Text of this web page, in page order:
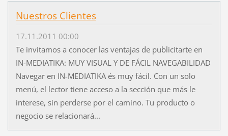
Nuestros Clientes
17.11.2011 00:00
Te invitamos a conocer las ventajas de publicitarte en
IN-MEDIATIKA: MUY VISUAL Y DE FÁCIL NAVEGABILIDAD
Navegar en IN-MEDIATIKA és muy fácil. Con un solo
menú, el lector tiene acceso a la sección que más le
interese, sin perderse por el camino. Tu producto o
negocio se relacionará...